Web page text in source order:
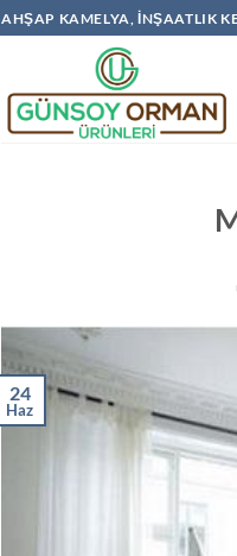
AHŞAP KAMELYA, İNŞAATLIK
24
Haz